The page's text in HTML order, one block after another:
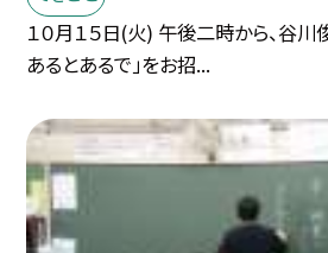
１０月１５日(火) 午後二時から、谷川
あるとあるで」をお招...